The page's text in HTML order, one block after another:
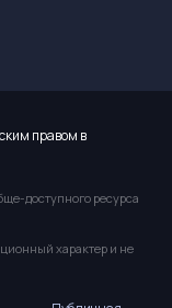
правом в
доступного ресурса
характер и не